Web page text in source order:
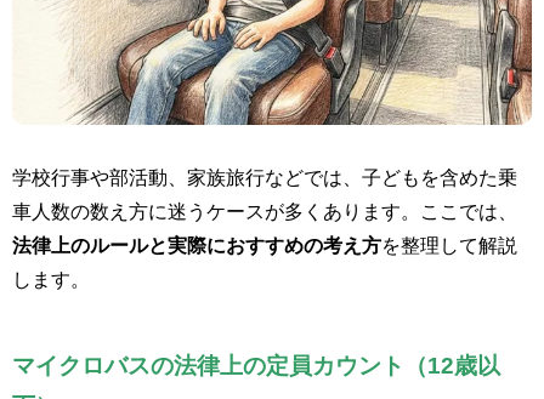
学校行事や部活動、家族旅行などでは、子どもを含めた乗
車人数の数え方に迷うケースが多くあります。ここでは、
法律上のルールと実際におすすめの考え方を整理して解説
します。
マイクロバスの法律上の定員カウント（12歳以